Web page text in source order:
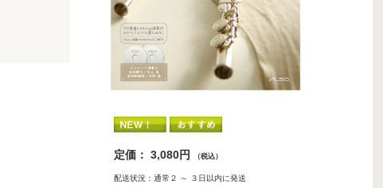
定価： 3,080円 （税込）
配送状況：通常２ ～ ３日以内に発送